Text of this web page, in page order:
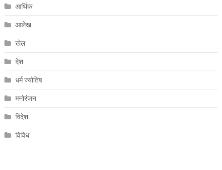
आर्थिक
आलेख
खेल
देश
धर्म ज्योतिष
मनोरंजन
विदेश
विविध